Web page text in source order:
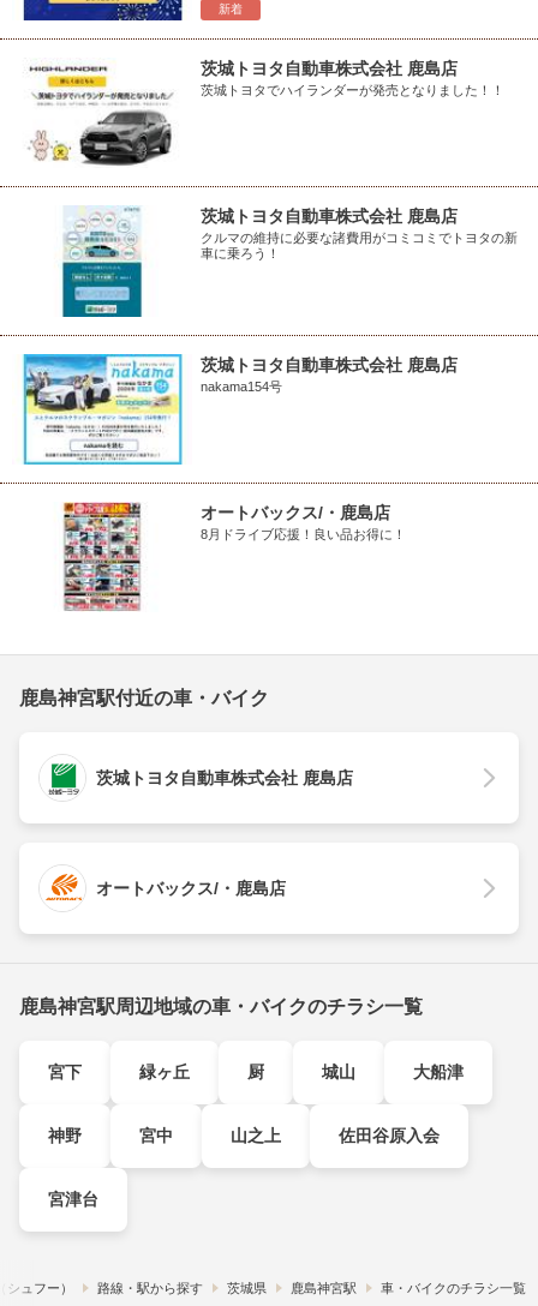
新着
茨城トヨタ自動車株式会社 鹿島店
茨城トヨタでハイランダーが発売となりました！！
茨城トヨタ自動車株式会社 鹿島店
クルマの維持に必要な諸費用がコミコミでトヨタの新
車に乗ろう！
茨城トヨタ自動車株式会社 鹿島店
nakama154号
オートバックス/・鹿島店
8月ドライブ応援！良い品お得に！
鹿島神宮駅付近の車・バイク
茨城トヨタ自動車株式会社 鹿島店
オートバックス/・鹿島店
鹿島神宮駅周辺地域の車・バイクのチラシ一覧
宮下 緑ヶ丘 厨 城山 大船津
神野 宮中 山之上 佐田谷原入会
宮津台
ュフー） 路線・駅から探す 茨城県 鹿島神宮駅 車・バイクのチラシ一覧